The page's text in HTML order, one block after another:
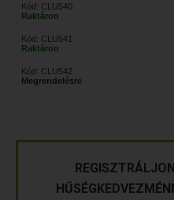
Kód: CLU540
Raktáron
Kód: CLU541
Raktáron
Kód: CLU542
Megrendelésre